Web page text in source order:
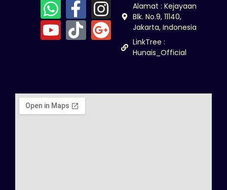
Alamat : Kejayaan
Blk. No.9, 11140,
Jakarta, Indonesia
LinkTree :
Hunais_Official